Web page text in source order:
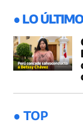
● LO
● TOP